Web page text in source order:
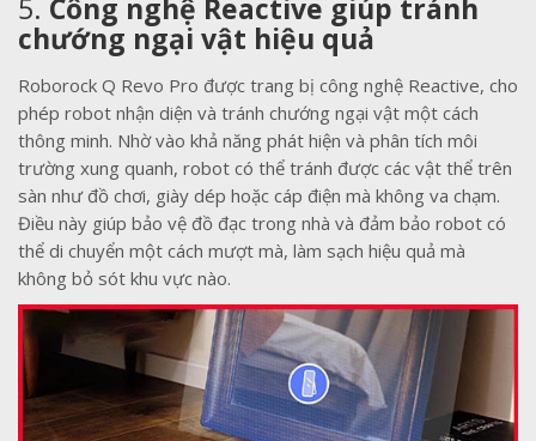
5. Công nghệ Reactive giúp tránh
chướng ngại vật hiệu quả
Roborock Q Revo Pro được trang bị công nghệ Reactive, cho
phép robot nhận diện và tránh chướng ngại vật một cách
thông minh. Nhờ vào khả năng phát hiện và phân tích môi
trường xung quanh, robot có thể tránh được các vật thể trên
sàn như đồ chơi, giày dép hoặc cáp điện mà không va chạm.
Điều này giúp bảo vệ đồ đạc trong nhà và đảm bảo robot có
thể di chuyển một cách mượt mà, làm sạch hiệu quả mà
không bỏ sót khu vực nào.